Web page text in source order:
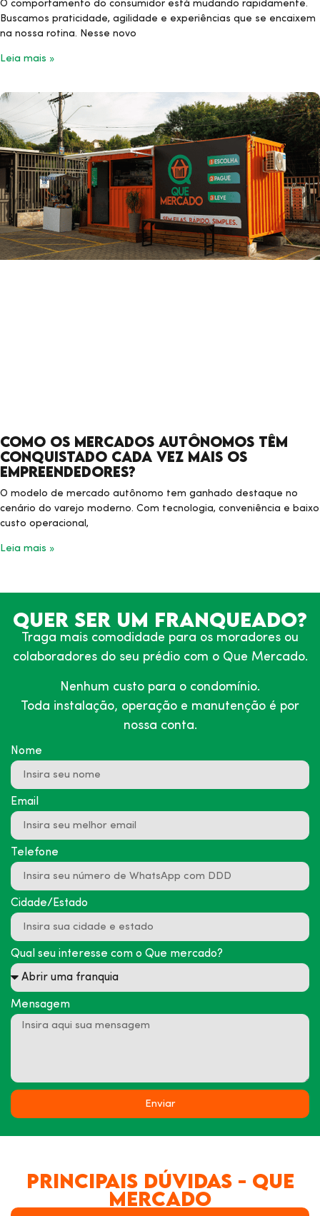
O comportamento do consumidor está mudando rapidamente.
Buscamos praticidade, agilidade e experiências que se encaixem
na nossa rotina. Nesse novo
Leia mais »
Como os Mercados Autônomos têm
conquistado cada vez mais os
Empreendedores?
O modelo de mercado autônomo tem ganhado destaque no
cenário do varejo moderno. Com tecnologia, conveniência e baixo
custo operacional,
Leia mais »
Quer ser um franqueado?
Traga mais comodidade para os moradores ou
colaboradores do seu prédio com o Que Mercado.
Nenhum custo para o condomínio.
Toda instalação, operação e manutenção é por
nossa conta.
Nome
Email
Telefone
Cidade/Estado
Qual seu interesse com o Que mercado?
Mensagem
Enviar
Principais dúvidas - Que
mercado